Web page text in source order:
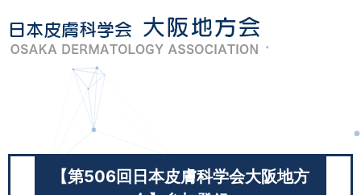
to
content
【第506回日本皮膚科学会大阪地方